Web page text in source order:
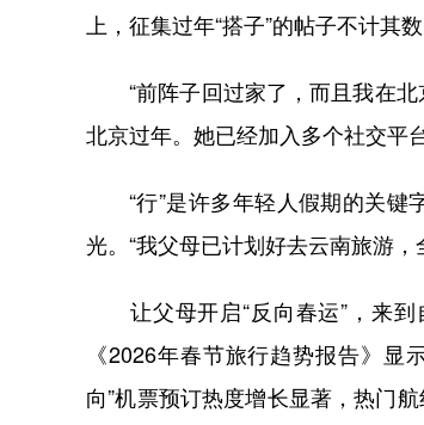
上，征集过年“搭子”的帖子不计其数
“前阵子回过家了，而且我在北
北京过年。她已经加入多个社交平
“行”是许多年轻人假期的关键
光。“我父母已计划好去云南旅游
让父母开启“反向春运”，来到
《2026年春节旅行趋势报告》显
向”机票预订热度增长显著，热门